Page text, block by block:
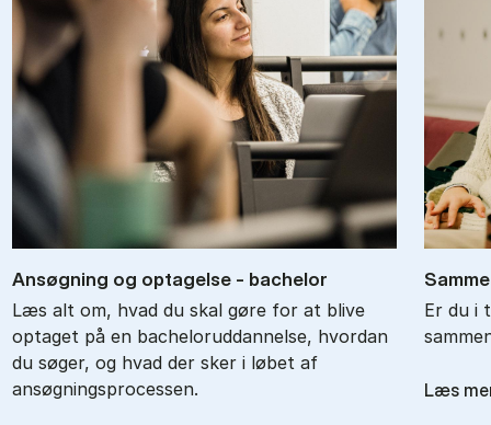
An­søg­ning og op­ta­gel­se - ba­chel­or
Læs alt om, hvad du skal gøre for at blive
optaget på en bacheloruddannelse, hvordan
du søger, og hvad der sker i løbet af
ansøgningsprocessen.
Er du i
Læs